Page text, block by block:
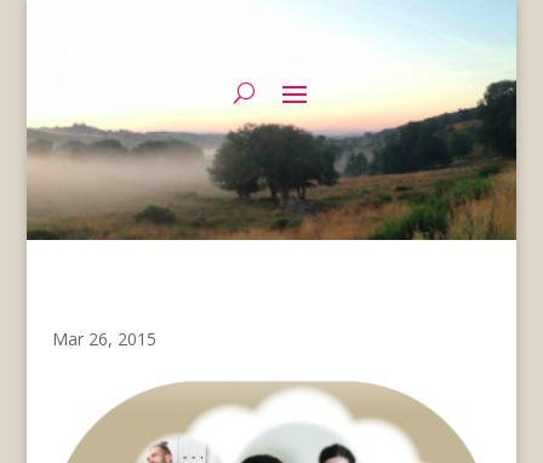
Mar 26, 2015